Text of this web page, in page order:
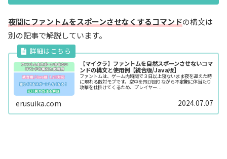
夜間にファントムをスポーンさせなくするコマンドの構文は
別の記事で解説しています。
【マイクラ】ファントムを自然スポーンさせないコマ
ンドの構文と使用例【統合版/Java版】
ファントムは、ゲーム内時間で３日以上寝ないまま夜を迎えた時
に現れる敵対モブです。空中を飛び回りながら不定期に体当たり
攻撃を仕掛けてくるため、プレイヤー...
erusuika.com 2024.07.07